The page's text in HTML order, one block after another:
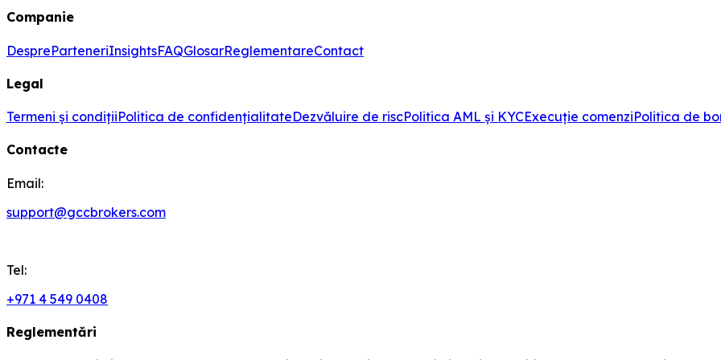
Companie
DespreParteneriInsightsFAQGlosarReglementareContact
Legal
Termeni și condițiiPolitica de confidențialitateDezvăluire de riscPolitica AML și KYCExecuție comenziPolitica de
Contacte
Email:
support@gccbrokers.com
Tel:
+971 4 549 0408
Reglementări